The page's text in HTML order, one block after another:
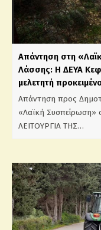
Απάντηση στη
Λάσσης: Η ΔΕΥΑ
μελετητή
Απάντηση προς
«Λαϊκή
ΛΕΙΤΟΥΡΓΙΑ ΤΗΣ…